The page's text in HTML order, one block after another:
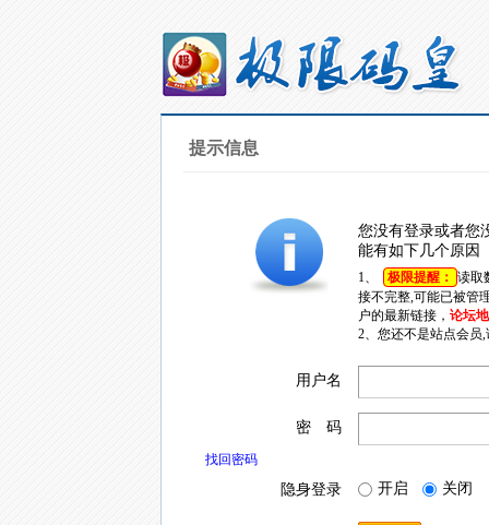
提示信息
您没有登录或者您
能有如下几个原因
1、 极限提醒： 读取
接不完整,可能已被管
户的最新链接， 论坛
2、您还不是站点会员
用户名
密 码
找回密码
隐身登录 开启 关闭